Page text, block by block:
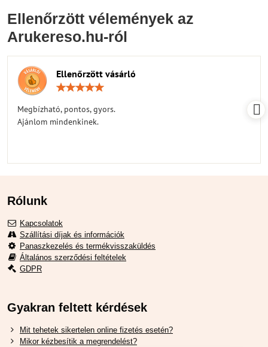
Ellenőrzött vélemények az
Arukereso.hu-ról
Ellenőrzött vásárló
Megbízható, pontos, gyors.
Ajánlom mindenkinek.
Rólunk
Kapcsolatok
Szállítási díjak és információk
Panaszkezelés és termékvisszaküldés
Általános szerződési feltételek
GDPR
Gyakran feltett kérdések
Mit tehetek sikertelen online fizetés esetén?
Mikor kézbesítik a megrendelést?